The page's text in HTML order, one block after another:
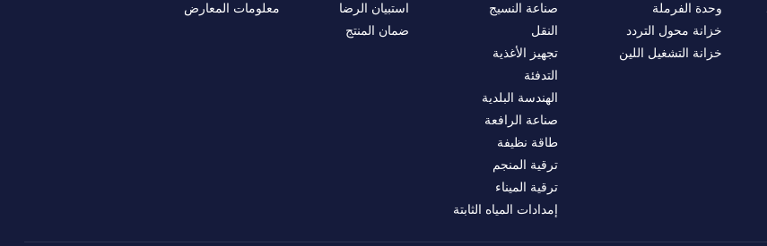
وحدة الفرملة
خزانة محول التردد
خزانة التشغيل اللين
صناعة النسيج
النقل
تجهيز الأغذية
التدفئة
الهندسة البلدية
صناعة الرافعة
طاقة نظيفة
ترقية المنجم
ترقية الميناء
إمدادات المياه الثابتة
استبيان الرضا
ضمان المنتج
معلومات المعارض